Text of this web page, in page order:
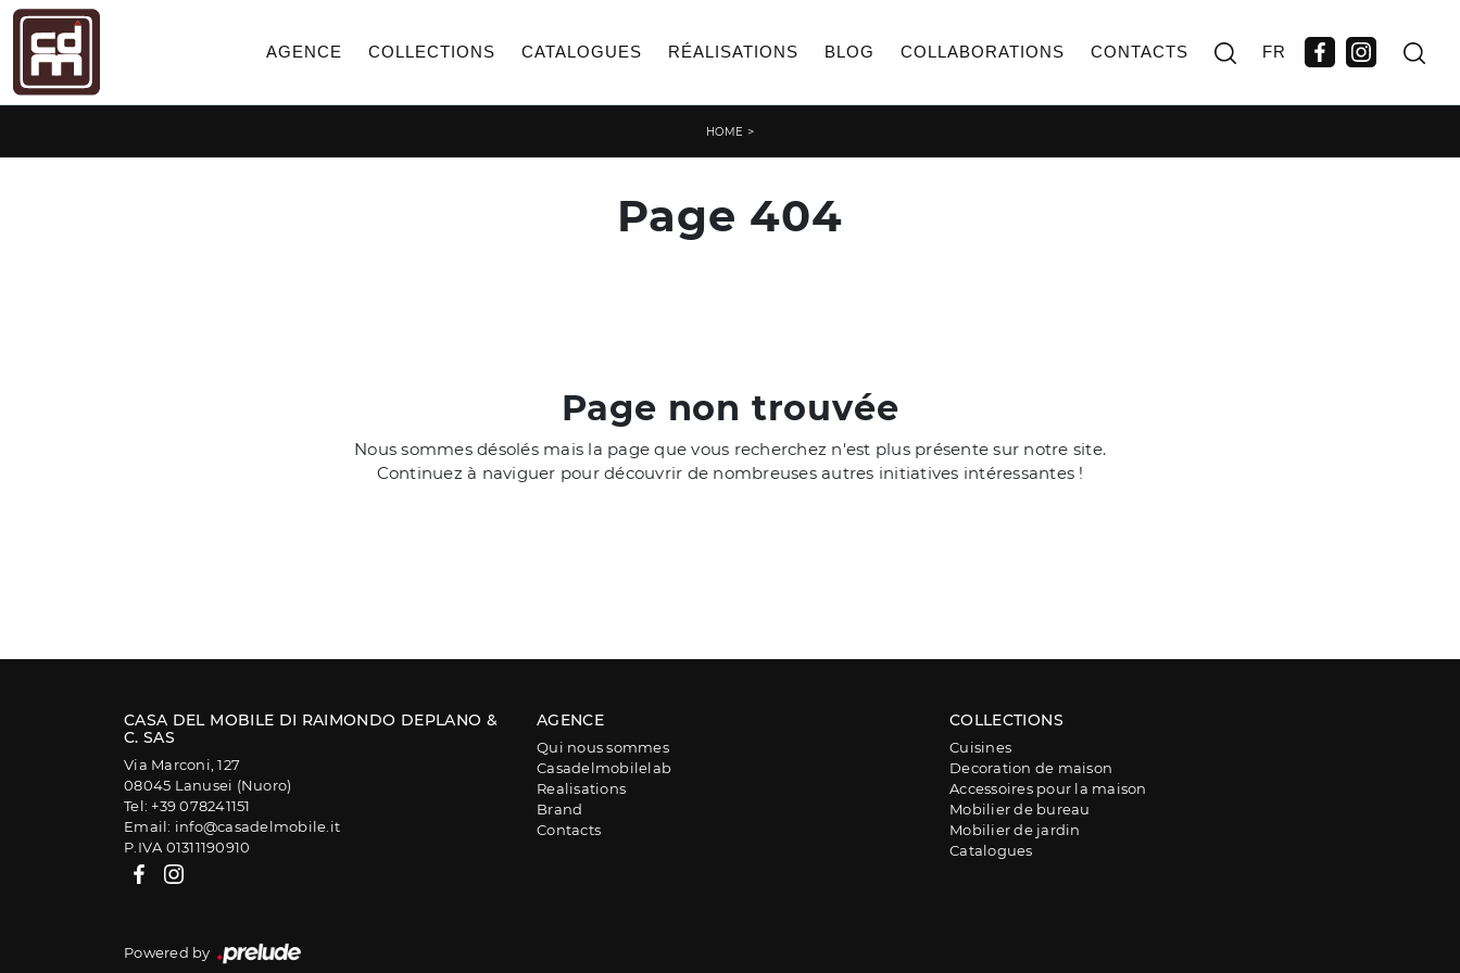
AGENCE COLLECTIONS CATALOGUES RÉALISATIONS BLOG COLLABORATIONS CONTACTS FR
HOME >
Page 404
Page non trouvée
Nous sommes désolés mais la page que vous recherchez n'est plus présente sur notre site.
Continuez à naviguer pour découvrir de nombreuses autres initiatives intéressantes !
CASA DEL MOBILE DI RAIMONDO DEPLANO &
C. SAS
Via Marconi, 127
08045 Lanusei (Nuoro)
Tel: +39 078241151
Email: info@casadelmobile.it
P.IVA 01311190910
AGENCE
Qui nous sommes
Casadelmobilelab
Realisations
Brand
Contacts
COLLECTIONS
Cuisines
Decoration de maison
Accessoires pour la maison
Mobilier de bureau
Mobilier de jardin
Catalogues
Powered by